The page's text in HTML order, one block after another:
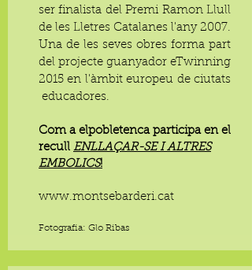
ser finalista del Premi Ramon Llull
de les Lletres Catalanes l'any 2007.
Una de les seves obres forma part
del projecte guanyador eTwinning
2015 en l'àmbit europeu de ciutats
educadores.
Com a elpobletenca participa en el
recull ENLLAÇAR-SE I ALTRES
EMBOLICS!
www.montsebarderi.cat
Fotografia: Glo Ribas